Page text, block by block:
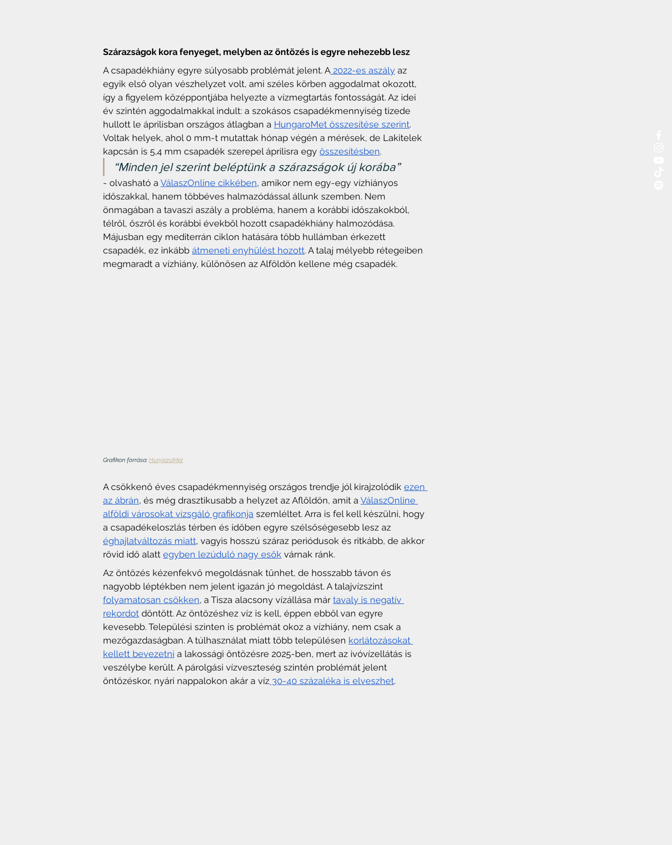
Szárazságok kora fenyeget, melyben az öntözés is egyre nehezebb lesz
A csapadékhiány egyre súlyosabb problémát jelent. A 2022-es aszály az
egyik első olyan vészhelyzet volt, ami széles körben aggodalmat okozott,
így a figyelem középpontjába helyezte a vízmegtartás fontosságát. Az idei
év szintén aggodalmakkal indult: a szokásos csapadékmennyiség tizede
hullott le áprilisban országos átlagban a HungaroMet összesítése szerint.
Voltak helyek, ahol 0 mm-t mutattak hónap végén a mérések, de Lakitelek
kapcsán is 5,4 mm csapadék szerepel áprilisra egy összesítésben.
“Minden jel szerint beléptünk a szárazságok új korába”
- olvasható a VálaszOnline cikkében, amikor nem egy-egy vízhiányos
időszakkal, hanem többéves halmazódással állunk szemben. Nem
önmagában a tavaszi aszály a probléma, hanem a korábbi időszakokból,
télről, őszről és korábbi évekből hozott csapadékhiány halmozódása.
Májusban egy mediterrán ciklon hatására több hullámban érkezett
csapadék, ez inkább átmeneti enyhülést hozott. A talaj mélyebb rétegeiben
megmaradt a vízhiány, különösen az Alföldön kellene még csapadék.
Grafikon forrása: HungaroMet
A csökkenő éves csapadékmennyiség országos trendje jól kirajzolódik ezen
az ábrán, és még drasztikusabb a helyzet az Aflöldön, amit a VálaszOnline
alföldi városokat vizsgáló grafikonja szemléltet. Arra is fel kell készülni, hogy
a csapadékeloszlás térben és időben egyre szélsőségesebb lesz az
éghajlatváltozás miatt, vagyis hosszú száraz periódusok és ritkább, de akkor
rövid idő alatt egyben lezúduló nagy esők várnak ránk.
Az öntözés kézenfekvő megoldásnak tűnhet, de hosszabb távon és
nagyobb léptékben nem jelent igazán jó megoldást. A talajvízszint
folyamatosan csökken, a Tisza alacsony vízállása már tavaly is negatív
rekordot döntött. Az öntözéshez víz is kell, éppen ebből van egyre
kevesebb. Települési szinten is problémát okoz a vízhiány, nem csak a
mezőgazdaságban. A túlhasználat miatt több településen korlátozásokat
kellett bevezetni a lakossági öntözésre 2025-ben, mert az ivóvízellátás is
veszélybe került. A párolgási vízveszteség szintén problémát jelent
öntözéskor, nyári nappalokon akár a víz 30-40 százaléka is elveszhet.